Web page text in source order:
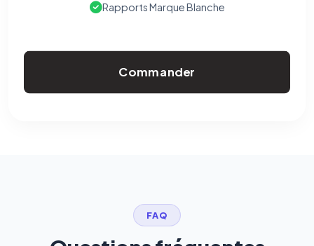
Rapports Marque Blanche
Commander
FAQ